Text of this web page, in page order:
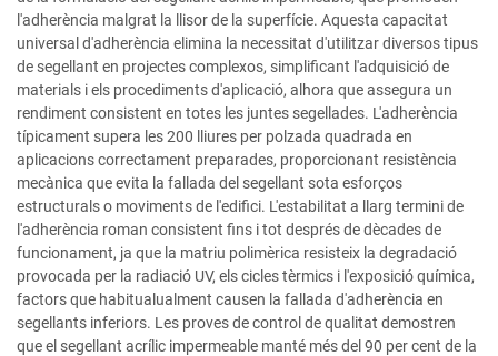
l'adherència malgrat la llisor de la superfície. Aquesta capacitat
universal d'adherència elimina la necessitat d'utilitzar diversos tipus
de segellant en projectes complexos, simplificant l'adquisició de
materials i els procediments d'aplicació, alhora que assegura un
rendiment consistent en totes les juntes segellades. L'adherència
típicament supera les 200 lliures per polzada quadrada en
aplicacions correctament preparades, proporcionant resistència
mecànica que evita la fallada del segellant sota esforços
estructurals o moviments de l'edifici. L'estabilitat a llarg termini de
l'adherència roman consistent fins i tot després de dècades de
funcionament, ja que la matriu polimèrica resisteix la degradació
provocada per la radiació UV, els cicles tèrmics i l'exposició química,
factors que habitualualment causen la fallada d'adherència en
segellants inferiors. Les proves de control de qualitat demostren
que el segellant acrílic impermeable manté més del 90 per cent de la